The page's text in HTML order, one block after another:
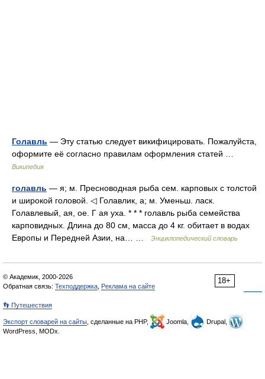
Голавль — Эту статью следует викифицировать. Пожалуйста,
оформите её согласно правилам оформления статей …
Википедия
голавль — я; м. Пресноводная рыба сем. карповых с толстой
и широкой головой. ◁ Голавлик, а; м. Уменьш. ласк.
Голавлевый, ая, ое. Г ая уха. * * * голавль рыба семейства
карповидных. Длина до 80 см, масса до 4 кг. обитает в водах
Европы и Передней Азии, на… …
Энциклопедический словарь
18+
© Академик, 2000-2026
Обратная связь: Техподдержка Реклама на сайте
👣 Путешествия
Экспорт словарей на сайты , сделанные на PHP, Joomla,
Drupal,
WordPress, MODx.